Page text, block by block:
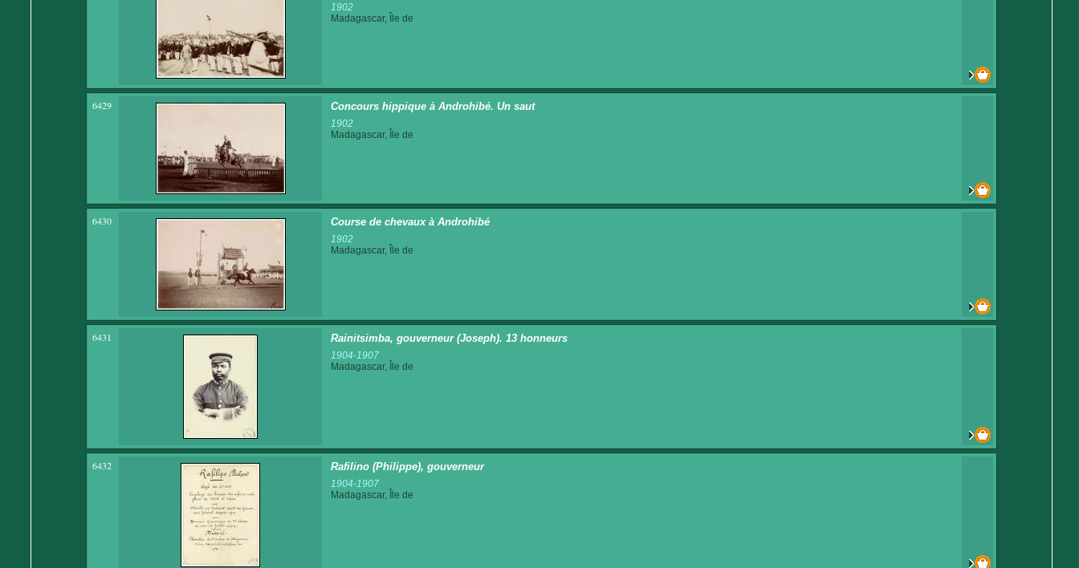
1902
Madagascar, Île de
6429 Concours hippique à Androhibé. Un saut
1902
Madagascar, Île de
6430 Course de chevaux à Androhibé
1902
Madagascar, Île de
6431 Rainitsimba, gouverneur (Joseph). 13 honneurs
1904-1907
Madagascar, Île de
6432 Rafilino (Philippe), gouverneur
1904-1907
Madagascar, Île de